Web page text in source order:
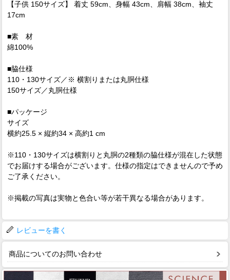
【子供 150サイズ】 着丈 59cm、身幅 43cm、肩幅 38cm、袖丈
17cm
■素 材
綿100%
■脇仕様
110・130サイズ／※ 横割りまたは丸胴仕様
150サイズ／丸胴仕様
■パッケージ
サイズ
横約25.5 × 縦約34 × 高約1 cm
※110・130サイズは横割りと丸胴の2種類の脇仕様が混在した状態
でお届けする場合がございます。仕様の指定はできませんので予め
ご了承ください。
※掲載の写真は実物と色合い等が若干異なる場合があります。
レビューを書く
商品についてのお問い合わせ